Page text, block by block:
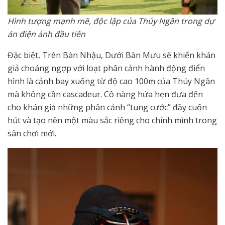
Hình tượng mạnh mẽ, độc lập của Thúy Ngân trong dự
án điện ảnh đầu tiên
Đặc biệt, Trên Bàn Nhậu, Dưới Bàn Mưu sẽ khiến khán
giả choáng ngợp với loạt phân cảnh hành động điển
hình là cảnh bay xuống từ độ cao 100m của Thúy Ngân
mà không cần cascadeur. Cô nàng hứa hẹn đưa đến
cho khán giả những phân cảnh “tung cước” đầy cuốn
hút và tạo nên một màu sắc riêng cho chính mình trong
sân chơi mới.